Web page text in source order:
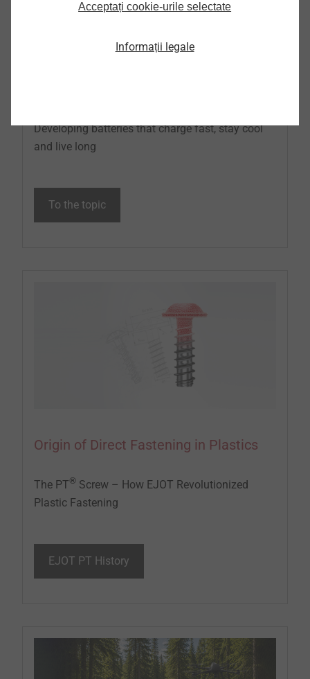
Developing batteries that charge fast, stay cool
and live long
To the topic
Origin of Direct Fastening in Plastics
The PT® Screw – How EJOT Revolutionized
Plastic Fastening
EJOT PT History
Acceptați cookie-urile selectate
Informații legale